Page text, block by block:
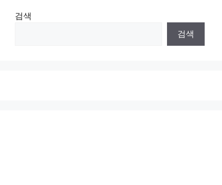
검색
검색